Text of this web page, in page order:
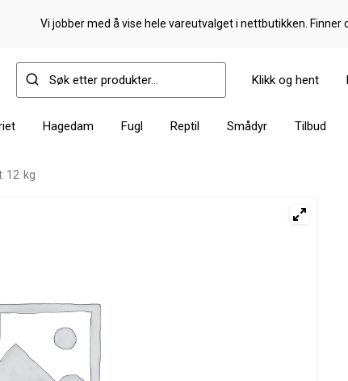
Vi jobber med å vise hele vareutvalget i nettbutikken. Finner
Klikk og hent
Hagedam Fugl Reptil Smådyr Tilbud
12 kg